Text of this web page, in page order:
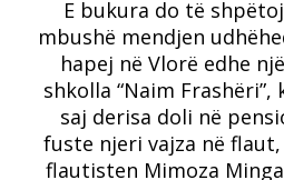
E bukura do të
mbushë mendjen
hapej në Vlorë edhe
shkolla “Naim
saj derisa doli në
fuste njeri vajza në
flautisten Mimoza